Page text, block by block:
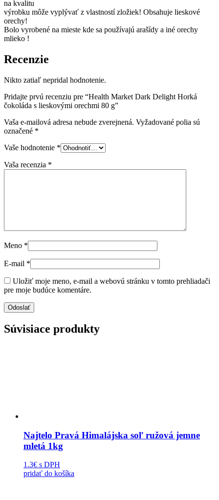
na kvalitu
výrobku môže vyplývať z vlastností zložiek! Obsahuje lieskové
orechy!
Bolo vyrobené na mieste kde sa používajú arašídy a iné orechy
mlieko !
Recenzie
Nikto zatiaľ nepridal hodnotenie.
Pridajte prvú recenziu pre “Health Market Dark Delight Horká
čokoláda s lieskovými orechmi 80 g”
Vaša e-mailová adresa nebude zverejnená. Vyžadované polia sú
označené *
Vaše hodnotenie *
Vaša recenzia *
Meno *
E-mail *
Uložiť moje meno, e-mail a webovú stránku v tomto prehliadači
pre moje budúce komentáre.
Súvisiace produkty
Najtelo Pravá Himalájska soľ ružová jemne
mletá 1kg
1.3€ s DPH
pridať do košíka